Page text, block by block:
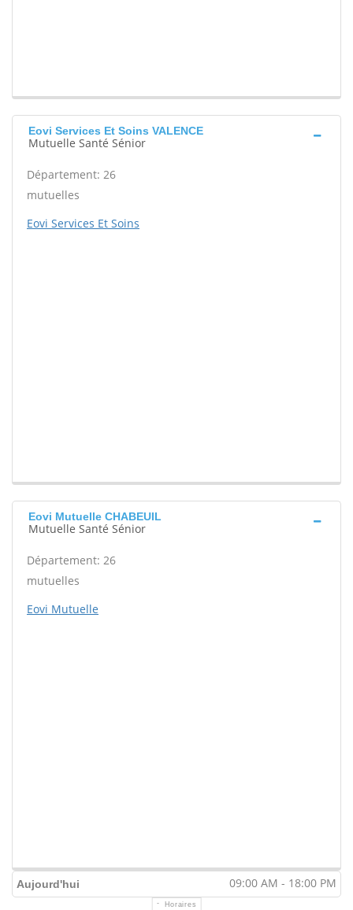
Eovi Services Et Soins VALENCE
Mutuelle Santé Sénior
Département: 26
mutuelles
Eovi Services Et Soins
Eovi Mutuelle CHABEUIL
Mutuelle Santé Sénior
Département: 26
mutuelles
Eovi Mutuelle
Aujourd'hui 09:00 AM - 18:00 PM
Horaires